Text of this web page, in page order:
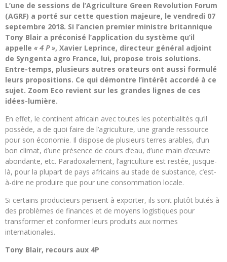
L’une de sessions de l’Agriculture Green Revolution Forum
(AGRF) a porté sur cette question majeure, le vendredi 07
septembre 2018. Si l’ancien premier ministre britannique
Tony Blair a préconisé l’application du système qu’il
appelle « 4 P », Xavier Leprince, directeur général adjoint
de Syngenta agro France, lui, propose trois solutions.
Entre-temps, plusieurs autres orateurs ont aussi formulé
leurs propositions. Ce qui démontre l’intérêt accordé à ce
sujet. Zoom Eco revient sur les grandes lignes de ces
idées-lumière.
En effet, le continent africain avec toutes les potentialités qu’il
possède, a de quoi faire de l’agriculture, une grande ressource
pour son économie. Il dispose de plusieurs terres arables, d’un
bon climat, d’une présence de cours d’eau, d’une main d’œuvre
abondante, etc. Paradoxalement, l’agriculture est restée, jusque-
là, pour la plupart de pays africains au stade de substance, c’est-
à-dire ne produire que pour une consommation locale.
Si certains producteurs pensent à exporter, ils sont plutôt butés à
des problèmes de finances et de moyens logistiques pour
transformer et conformer leurs produits aux normes
internationales.
Tony Blair, recours aux 4P